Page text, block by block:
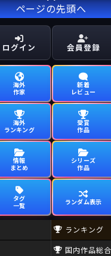
ページの先頭へ
ログイン 会員登録
海外
作家
新着
レビュー
海外
ランキング
受賞
作品
情報
まとめ
シリーズ
作品
タグ
一覧
ランダム表示
ランキング
国内作品総